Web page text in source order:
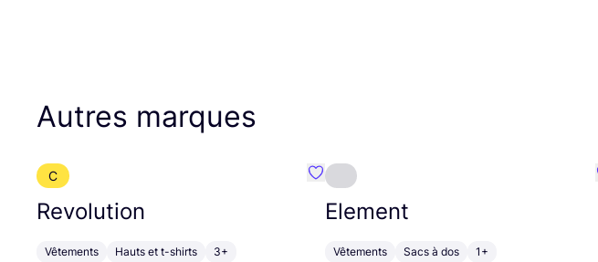
Autres marques
C
Revolution
Vêtements Hauts et t-shirts 3+
Préféré {nom}
Element
Vêtements Sacs à dos 1+